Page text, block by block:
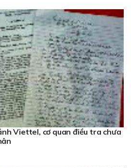
Viettel, cơ quan điều tra chưa